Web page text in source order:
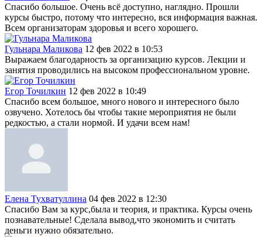
Спасибо большое. Очень всё доступно, наглядно. Прошли
курсы быстро, потому что интересно, вся информация важная.
Всем организаторам здоровья и всего хорошего.
Гульнара Маликова 12 фев 2022 в 10:53
Выражаем благодарность за организацию курсов. Лекции и
занятия проводились на высоком профессиональном уровне.
Егор Точилкин 12 фев 2022 в 10:49
Спасибо всем большое, много нового и интересного было
озвучено. Хотелось бы чтобы такие мероприятия не были
редкостью, а стали нормой. И удачи всем нам!
Елена Тухватуллина 04 фев 2022 в 12:30
Спасибо Вам за курс,была и теория, и практика. Курсы очень
познавательные! Сделала вывод,что экономить и считать
деньги нужно обязательно.